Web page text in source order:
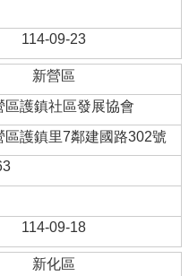
114-09-23
新營區
區護鎮社區發展協會
區護鎮里7鄰建國路302號
114-09-18
新化區